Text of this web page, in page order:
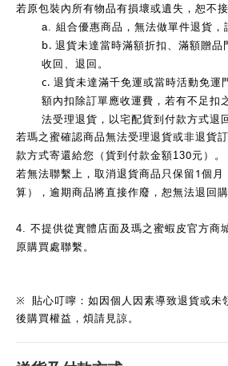
若原包裝內所有物品有損壞或遺失，恕不接
a. 組合優惠商品，無法做單件退貨，
b. 退貨未達當時滿額折扣、滿額贈品
收回、退回。
c. 退貨未達滿千免運或當時活動免運
額內扣除訂單應收運費，若有不足扣
法受理退貨，以宅配貨到付款方式退
若瑪之蜜確認商品無法受理退貨或非退貨
款方式寄還給您（貨到付款金額130元）。
若無法聯繫上，取消退貨商品只保留 1 個月
算），逾期商品將直接作廢，恕無法退回
4. 不提供從實體店面及瑪之蜜蝦皮官方商
原購買處聯繫。
※
貼心叮嚀：如因個人因素導致退貨或未
後購買權益，煩請見諒。